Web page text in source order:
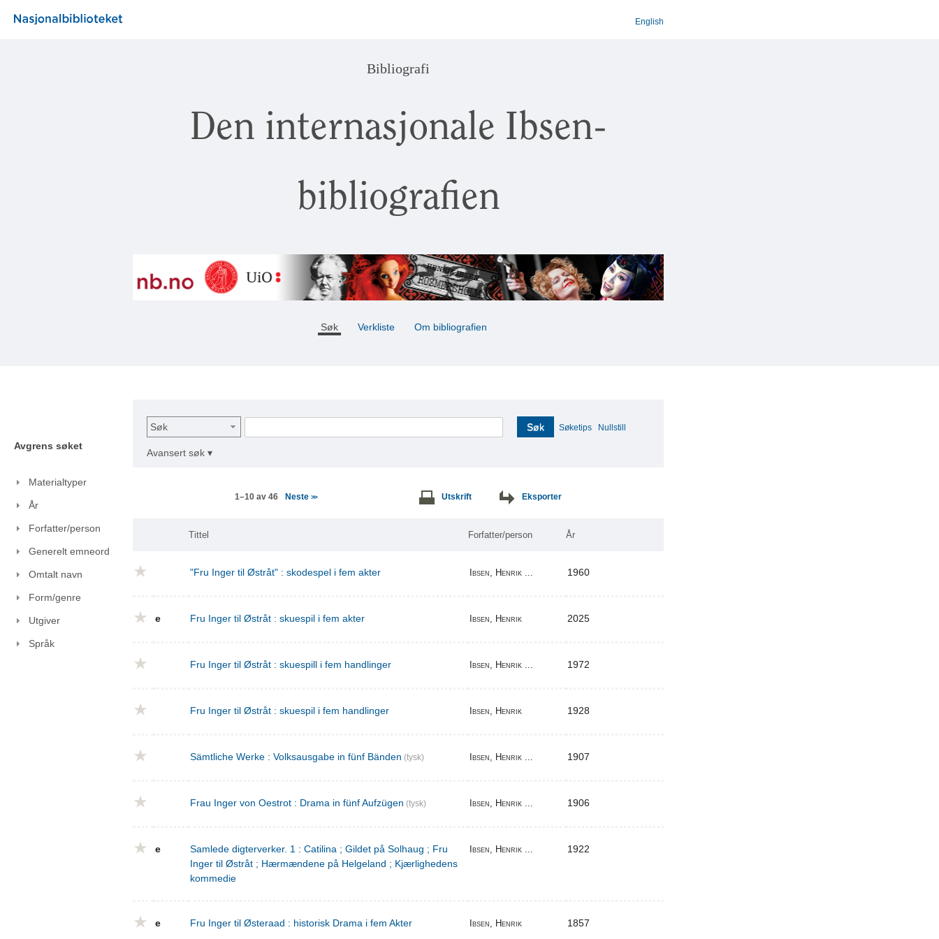
English
Bibliografi
Den internasjonale Ibsen-
bibliografien
Søk Verkliste Om bibliografien
Avgrens søket
Materialtyper
År
Forfatter/person
Generelt emneord
Omtalt navn
Form/genre
Utgiver
Språk
Søk Søk Søketips Nullstill
Avansert søk ▾
1–10 av 46 Neste>> Utskrift Eksporter
Tittel Forfatter/person År
"Fru Inger til Østråt" : skodespel i fem akter Ibsen, Henrik ... 1960
e Fru Inger til Østråt : skuespil i fem akter Ibsen, Henrik 2025
Fru Inger til Østråt : skuespill i fem handlinger Ibsen, Henrik ... 1972
Fru Inger til Østråt : skuespil i fem handlinger Ibsen, Henrik 1928
Sämtliche Werke : Volksausgabe in fünf Bänden (tysk) Ibsen, Henrik ... 1907
Frau Inger von Oestrot : Drama in fünf Aufzügen (tysk) Ibsen, Henrik ... 1906
e
Samlede digterverker. 1 : Catilina ; Gildet på Solhaug ; Fru
Inger til Østråt ; Hærmændene på Helgeland ; Kjærlighedens
kommedie
Ibsen, Henrik ... 1922
e Fru Inger til Østeraad : historisk Drama i fem Akter Ibsen, Henrik 1857